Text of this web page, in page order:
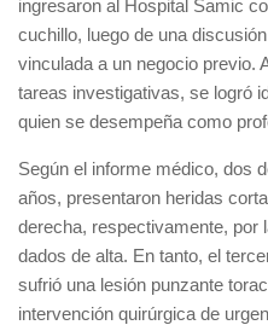
ingresaron al Hospital Samic
cuchillo, luego de una
vinculada a un negocio previo.
tareas investigativas, se logró
quien se desempeña como
Según el informe médico, dos
años, presentaron heridas
derecha, respectivamente, por
dados de alta. En tanto, el
sufrió una lesión punzante
intervención quirúrgica de